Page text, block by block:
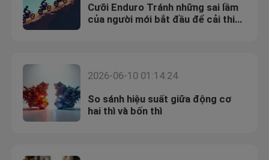
Cưỡi Enduro Tránh những sai lầm
của người mới bắt đầu để cải thiện
2026-06-10 01:14:24
So sánh hiệu suất giữa động cơ
hai thì và bốn thì